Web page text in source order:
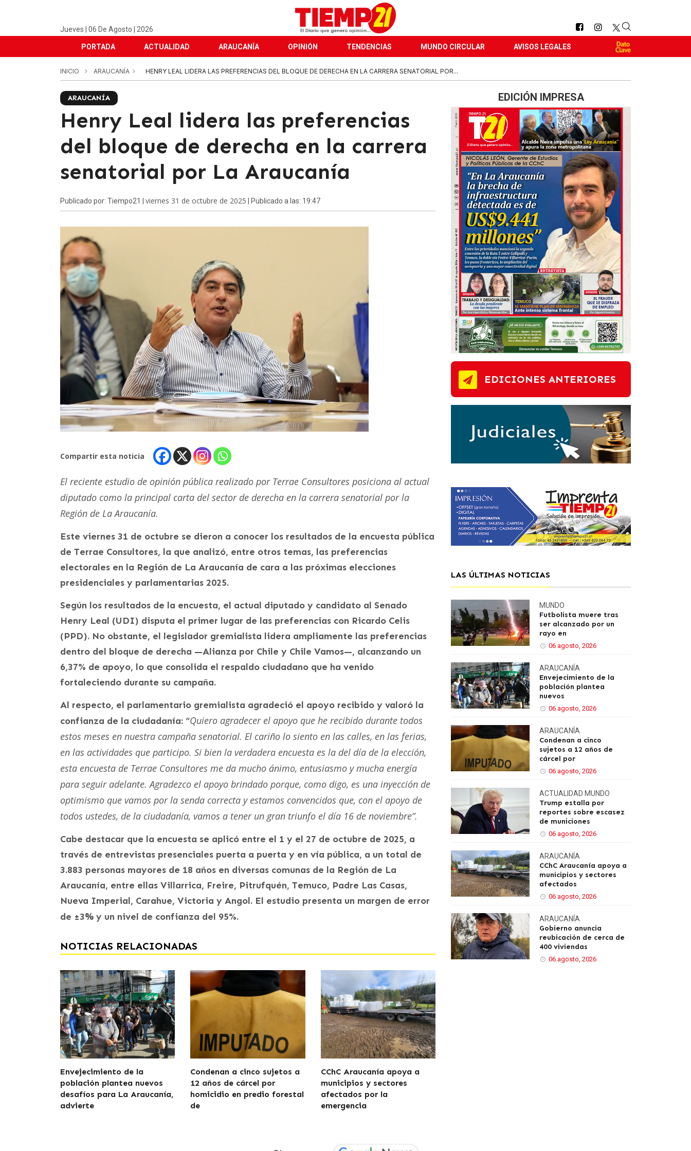
Jueves | 06 De Agosto | 2026
PORTADA ACTUALIDAD ARAUCANÍA OPINIÓN TENDENCIAS MUNDO CIRCULAR AVISOS LEGALES
INICIO ARAUCANÍA HENRY LEAL LIDERA LAS PREFERENCIAS DEL BLOQUE DE DERECHA EN LA CARRERA SENATORIAL POR...
ARAUCANÍA
Henry Leal lidera las preferencias
del bloque de derecha en la carrera
senatorial por La Araucanía
Publicado por: Tiempo21 | viernes 31 de octubre de 2025 | Publicado a las: 19:47
Compartir esta noticia
El reciente estudio de opinión pública realizado por Terrae Consultores posiciona al actual
diputado como la principal carta del sector de derecha en la carrera senatorial por la
Región de La Araucanía.
Este viernes 31 de octubre se dieron a conocer los resultados de la encuesta pública
de Terrae Consultores, la que analizó, entre otros temas, las preferencias
electorales en la Región de La Araucanía de cara a las próximas elecciones
presidenciales y parlamentarias 2025.
Según los resultados de la encuesta, el actual diputado y candidato al Senado
Henry Leal (UDI) disputa el primer lugar de las preferencias con Ricardo Celis
(PPD). No obstante, el legislador gremialista lidera ampliamente las preferencias
dentro del bloque de derecha —Alianza por Chile y Chile Vamos—, alcanzando un
6,37% de apoyo, lo que consolida el respaldo ciudadano que ha venido
fortaleciendo durante su campaña.
Al respecto, el parlamentario gremialista agradeció el apoyo recibido y valoró la
confianza de la ciudadanía: “Quiero agradecer el apoyo que he recibido durante todos
estos meses en nuestra campaña senatorial. El cariño lo siento en las calles, en las ferias,
en las actividades que participo. Si bien la verdadera encuesta es la del día de la elección,
esta encuesta de Terrae Consultores me da mucho ánimo, entusiasmo y mucha energía
para seguir adelante. Agradezco el apoyo brindado porque, como digo, es una inyección de
optimismo que vamos por la senda correcta y estamos convencidos que, con el apoyo de
todos ustedes, de la ciudadanía, vamos a tener un gran triunfo el día 16 de noviembre”.
Cabe destacar que la encuesta se aplicó entre el 1 y el 27 de octubre de 2025, a
través de entrevistas presenciales puerta a puerta y en vía pública, a un total de
3.883 personas mayores de 18 años en diversas comunas de la Región de La
Araucanía, entre ellas Villarrica, Freire, Pitrufquén, Temuco, Padre Las Casas,
Nueva Imperial, Carahue, Victoria y Angol. El estudio presenta un margen de error
de ±3% y un nivel de confianza del 95%.
NOTICIAS RELACIONADAS
Envejecimiento de la
población plantea nuevos
desafíos para La Araucanía,
advierte
Condenan a cinco sujetos a
12 años de cárcel por
homicidio en predio forestal
de
CChC Araucanía apoya a
municipios y sectores
afectados por la
emergencia
EDICIÓN IMPRESA
EDICIONES ANTERIORES
LAS ÚLTIMAS NOTICIAS
MUNDO
Futbolista muere tras
ser alcanzado por un
rayo en
06 agosto, 2026
ARAUCANÍA
Envejecimiento de la
población plantea
nuevos
06 agosto, 2026
ARAUCANÍA
Condenan a cinco
sujetos a 12 años de
cárcel por
06 agosto, 2026
ACTUALIDAD MUNDO
Trump estalla por
reportes sobre escasez
de municiones
06 agosto, 2026
ARAUCANÍA
CChC Araucanía apoya a
municipios y sectores
afectados
06 agosto, 2026
ARAUCANÍA
Gobierno anuncia
reubicación de cerca de
400 viviendas
06 agosto, 2026